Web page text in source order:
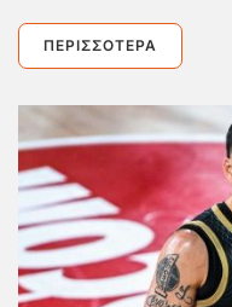
ΠΕΡΙΣΣΌΤΕΡΑ